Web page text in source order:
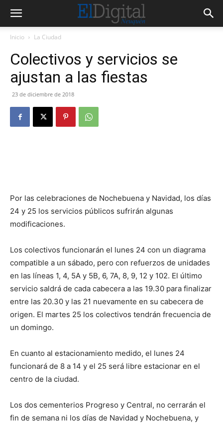
Inicio La Ciudad
Colectivos y servicios se
ajustan a las fiestas
23 de diciembre de 2018
Por las celebraciones de Nochebuena y Navidad, los días
24 y 25 los servicios públicos sufrirán algunas
modificaciones.
Los colectivos funcionarán el lunes 24 con un diagrama
compatible a un sábado, pero con refuerzos de unidades
en las líneas 1, 4, 5A y 5B, 6, 7A, 8, 9, 12 y 102. El último
servicio saldrá de cada cabecera a las 19.30 para finalizar
entre las 20.30 y las 21 nuevamente en su cabecera de
origen. El martes 25 los colectivos tendrán frecuencia de
un domingo.
En cuanto al estacionamiento medido, el lunes 24
funcionará de 8 a 14 y el 25 será libre estacionar en el
centro de la ciudad.
Los dos cementerios Progreso y Central, no cerrarán el
fin de semana ni los días de Navidad y Nochebuena, y